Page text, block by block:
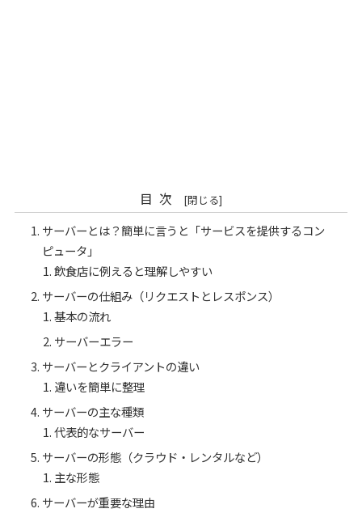
目次
サーバーとは？簡単に言うと「サービスを提供するコン
ピュータ」
飲食店に例えると理解しやすい
サーバーの仕組み（リクエストとレスポンス）
基本の流れ
サーバーエラー
サーバーとクライアントの違い
違いを簡単に整理
サーバーの主な種類
代表的なサーバー
サーバーの形態（クラウド・レンタルなど）
主な形態
サーバーが重要な理由